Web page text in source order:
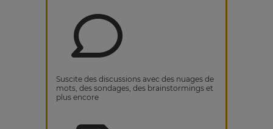
Suscite des discussions avec des nuages de
mots, des sondages, des brainstormings et
plus encore